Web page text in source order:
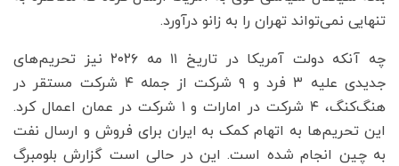
تنهایی نمی‌تواند تهران را به زانو درآورد.
چه آنکه دولت آمریکا در تاریخ ۱۱ مه ۲۰۲۶ نیز تحریم‌های
جدیدی علیه ۳ فرد و ۹ شرکت از جمله ۴ شرکت مستقر در
هنگ‌کنگ، ۴ شرکت در امارات و ۱ شرکت در عمان اعمال کرد.
این تحریم‌ها به اتهام کمک به ایران برای فروش و ارسال نفت
به چین انجام شده است. این در حالی است گزارش بلومبرگ